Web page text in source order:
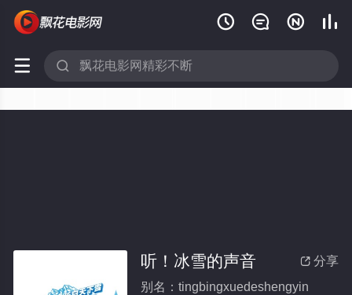
   
 
 分享
听！冰雪的声音
别名：tingbingxuedeshengyin